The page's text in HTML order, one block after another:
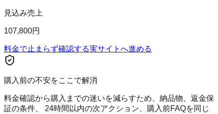
見込み売上
107,800円
料金で止まらず確認する実サイトへ進める
購入前の不安をここで解消
料金確認から購入までの迷いを減らすため、納品物、返金保
証の条件、 24時間以内の次アクション、購入前FAQを同じ